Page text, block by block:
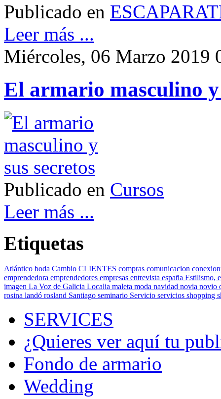
Publicado en
Leer más ...
Miércoles, 06 Marzo 2019
El armario masculino y
Publicado en Cursos
Leer más ...
Etiquetas
Atlántico boda Cambio CLIENTES compras comunicacion
emprendedora emprendedores empresas entrevista españa Estilismo,
imagen La Voz de Galicia Localia maleta moda navidad novia novio
rosina landó rosland Santiago seminario Servicio servicios shopping
SERVICES
¿Quieres ver aquí tu
Fondo de armario
Wedding